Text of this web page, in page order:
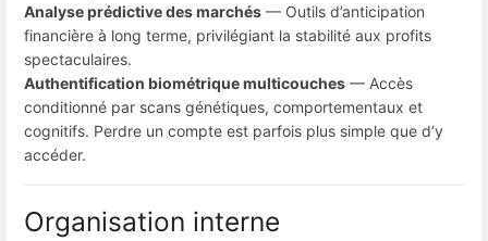
Analyse prédictive des marchés — Outils d’anticipation
financière à long terme, privilégiant la stabilité aux profits
spectaculaires.
Authentification biométrique multicouches — Accès
conditionné par scans génétiques, comportementaux et
cognitifs. Perdre un compte est parfois plus simple que d’y
accéder.
Organisation interne